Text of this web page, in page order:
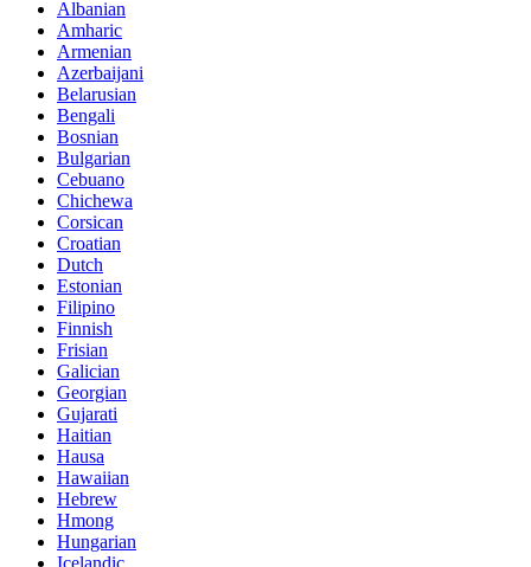
Albanian
Amharic
Armenian
Azerbaijani
Belarusian
Bengali
Bosnian
Bulgarian
Cebuano
Chichewa
Corsican
Croatian
Dutch
Estonian
Filipino
Finnish
Frisian
Galician
Georgian
Gujarati
Haitian
Hausa
Hawaiian
Hebrew
Hmong
Hungarian
Icelandic